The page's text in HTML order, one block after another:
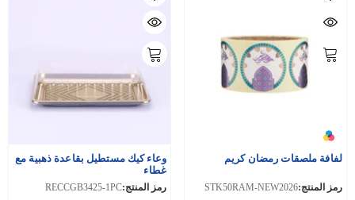
لفافة ملصقات رمضان كريم
رمز المنتج:STK50RAM-NEW2026
وعاء كيك مستطيل بقاعدة ذهبية مع
غطاء
رمز المنتج:RECCGB3425-1PC